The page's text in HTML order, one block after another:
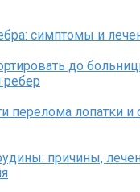
симптомы и
до
перелома лопатки и
причины,